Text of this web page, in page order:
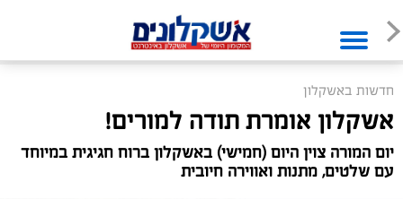
חדשות באשקלון
אשקלון אומרת תודה למורים!
יום המורה צוין היום (חמישי) באשקלון ברוח חגיגית במיוחד
עם שלטים, מתנות ואווירה חיובית